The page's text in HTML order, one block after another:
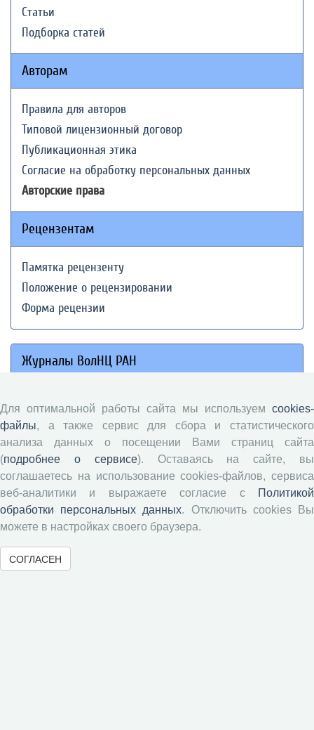
Статьи
Подборка статей
Авторам
Правила для авторов
Типовой лицензионный договор
Публикационная этика
Согласие на обработку персональных данных
Авторские права
Рецензентам
Памятка рецензенту
Положение о рецензировании
Форма рецензии
Журналы ВолНЦ РАН
Проблемы развития территории
Вопросы территориального развития
Социальное пространство
Юный экономист
АгроЗооТехника
Для оптимальной работы сайта мы используем cookies-
файлы, а также сервис для сбора и статистического
анализа данных о посещении Вами страниц сайта
(подробнее о сервисе). Оставаясь на сайте, вы
соглашаетесь на использование cookies-файлов, сервиса
веб-аналитики и выражаете согласие с
Политикой
обработки персональных данных. Отключить cookies Вы
можете в настройках своего браузера.
СОГЛАСЕН